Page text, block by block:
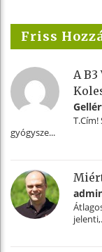
Friss
A
gyógysze...